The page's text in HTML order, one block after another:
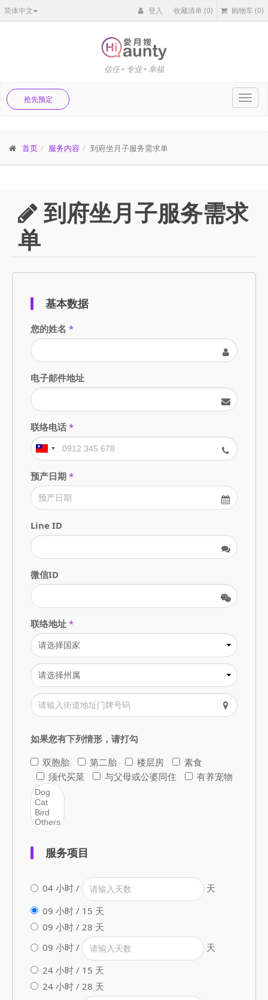
简体中文 登入 收藏清单(0) 购物车(0)
信任 • 专业 • 幸福
抢先预定
首页 服务内容 到府坐月子服务需求单
到府坐月子服务需求
单
基本数据
您的姓名 *
电子邮件地址
联络电话 *
预产日期 *
Line ID
微信ID
联络地址 *
如果您有下列情形，请打勾
双胞胎
第二胎 楼层房
素食
须代买菜
与父母或公婆同住 有养宠物
服务项目
04 小时 /
天
09 小时 / 15 天
09 小时 / 28 天
09 小时 /
天
24 小时 / 15 天
24 小时 / 28 天